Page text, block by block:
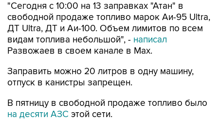
"Сегодня с 10:00 на 13 заправках "Атан" в
свободной продаже топливо марок Аи-95 Ultra,
ДТ Ultra, ДТ и Аи-100. Объем лимитов по всем
видам топлива небольшой", - написал
Развожаев в своем канале в Max.
Заправить можно 20 литров в одну машину,
отпуск в канистры запрещен.
В пятницу в свободной продаже топливо было
на десяти АЗС этой сети.